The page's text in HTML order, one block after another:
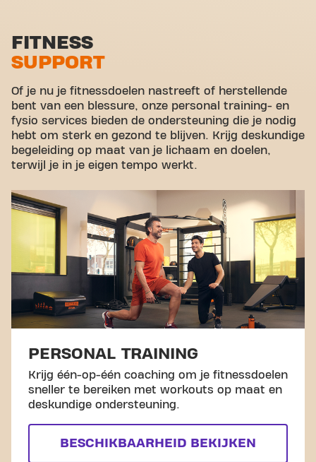
Stretch zone
Virtual cycling
Rondleiding
FITNESS
SUPPORT
Of je nu je fitnessdoelen nastreeft of herstellende
bent van een blessure, onze personal training- en
fysio services bieden de ondersteuning die je nodig
hebt om sterk en gezond te blijven. Krijg deskundige
begeleiding op maat van je lichaam en doelen,
terwijl je in je eigen tempo werkt.
PERSONAL TRAINING
Krijg één-op-één coaching om je fitnessdoelen
sneller te bereiken met workouts op maat en
deskundige ondersteuning.
BESCHIKBAARHEID BEKIJKEN